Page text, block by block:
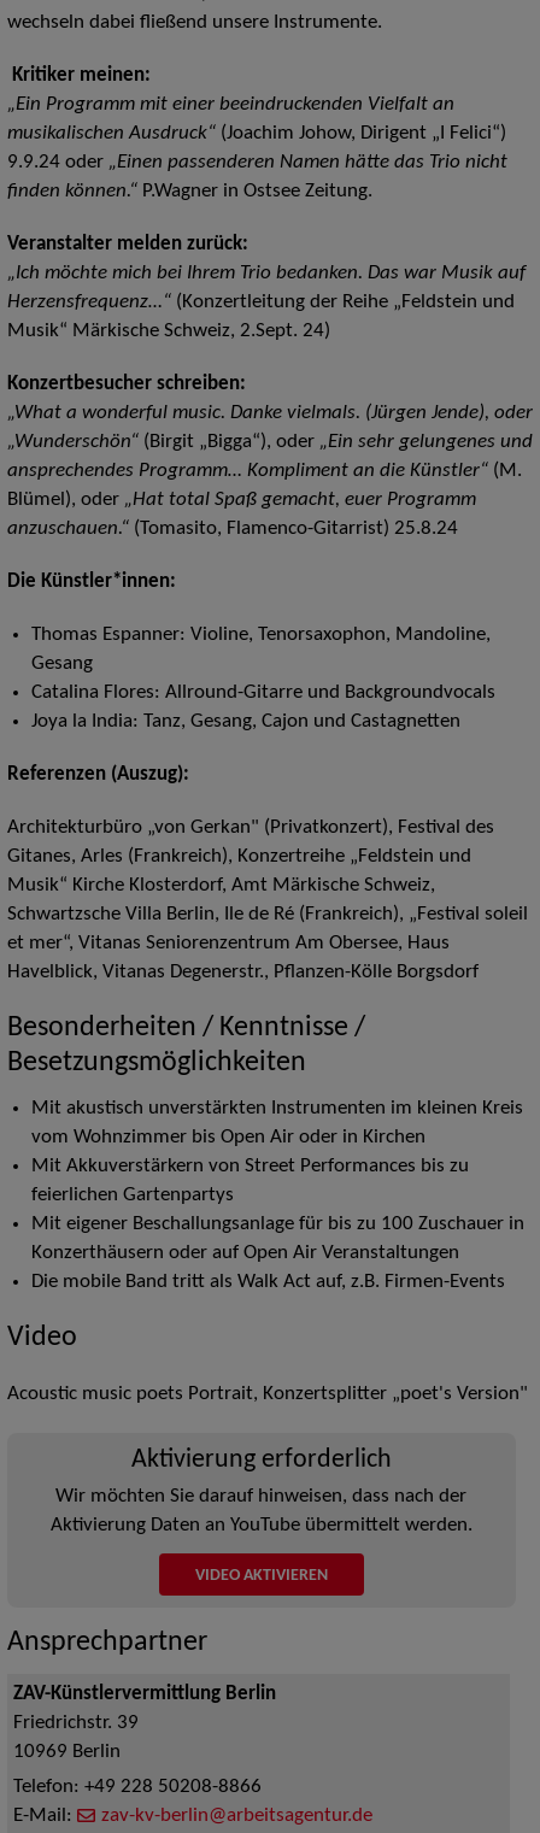
wechseln dabei fließend unsere Instrumente.
Kritiker meinen:
„Ein Programm mit einer beeindruckenden Vielfalt an
musikalischen Ausdruck“(Joachim Johow, Dirigent „I Felici“)
9.9.24 oder „Einen passenderen Namen hätte das Trio nicht
finden können.“P.Wagner in Ostsee Zeitung.
Veranstalter melden zurück:
„Ich möchte mich bei Ihrem Trio bedanken. Das war Musik auf
Herzensfrequenz…“(Konzertleitung der Reihe „Feldstein und
Musik“ Märkische Schweiz, 2.Sept. 24)
Konzertbesucher schreiben:
„What a wonderful music. Danke vielmals. (Jürgen Jende), oder
„Wunderschön“(Birgit „Bigga“), oder „Ein sehr gelungenes und
ansprechendes Programm… Kompliment an die Künstler“(M.
Blümel), oder „Hat total Spaß gemacht, euer Programm
anzuschauen.“(Tomasito, Flamenco-Gitarrist) 25.8.24
Die Künstler*innen:
Thomas Espanner: Violine, Tenorsaxophon, Mandoline,
Gesang
Catalina Flores: Allround-Gitarre und Backgroundvocals
Joya la India: Tanz, Gesang, Cajon und Castagnetten
Referenzen (Auszug):
Architekturbüro „von Gerkan" (Privatkonzert), Festival des
Gitanes, Arles (Frankreich), Konzertreihe „Feldstein und
Musik“ Kirche Klosterdorf, Amt Märkische Schweiz,
Schwartzsche Villa Berlin, Ile de Ré (Frankreich), „Festival soleil
et mer“, Vitanas Seniorenzentrum Am Obersee, Haus
Havelblick, Vitanas Degenerstr., Pflanzen-Kölle Borgsdorf
Besonderheiten / Kenntnisse /
Besetzungsmöglichkeiten
Mit akustisch unverstärkten Instrumenten im kleinen Kreis
vom Wohnzimmer bis Open Air oder in Kirchen
Mit Akkuverstärkern von Street Performances bis zu
feierlichen Gartenpartys
Mit eigener Beschallungsanlage für bis zu 100 Zuschauer in
Konzerthäusern oder auf Open Air Veranstaltungen
Die mobile Band tritt als Walk Act auf, z.B. Firmen-Events
Video
Acoustic music poets Portrait, Konzertsplitter „poet's Version"
Aktivierung erforderlich
Wir möchten Sie darauf hinweisen, dass nach der
Aktivierung Daten an YouTube übermittelt werden.
VIDEO AKTIVIEREN
Ansprechpartner
ZAV-Künstlervermittlung Berlin
Friedrichstr. 39
10969 Berlin
Telefon: +49 228 50208-8866
E-Mail:
zav-kv-berlin@arbeitsagentur.de